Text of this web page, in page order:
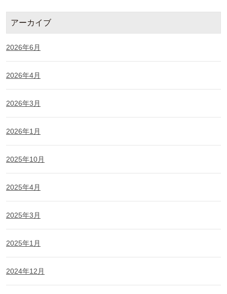
アーカイブ
2026年6月
2026年4月
2026年3月
2026年1月
2025年10月
2025年4月
2025年3月
2025年1月
2024年12月